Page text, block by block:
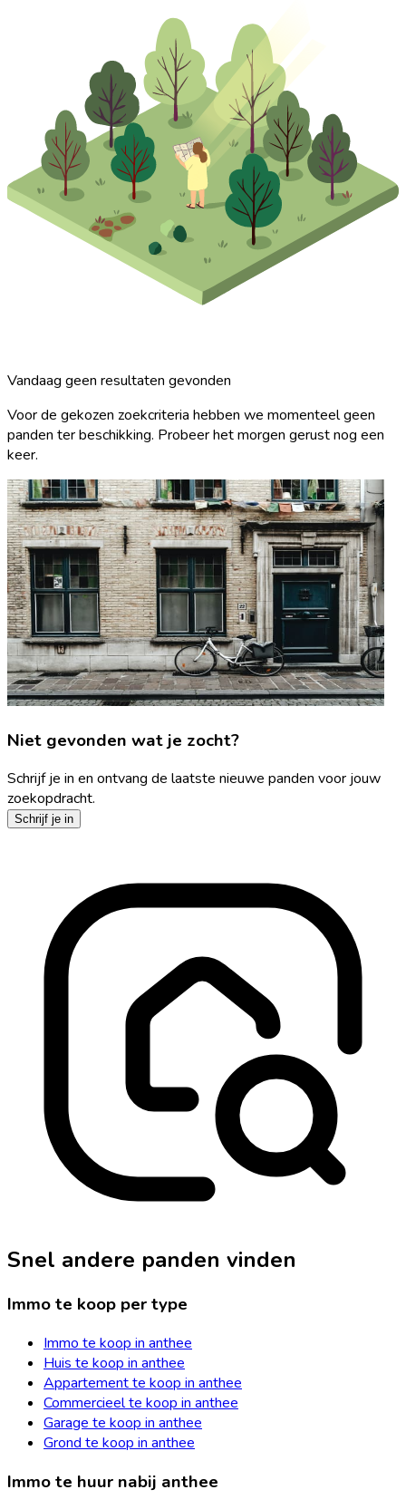
Vandaag geen resultaten gevonden
Voor de gekozen zoekcriteria hebben we momenteel geen
panden ter beschikking. Probeer het morgen gerust nog een
keer.
Niet gevonden wat je zocht?
Schrijf je in en ontvang de laatste nieuwe panden voor jouw
zoekopdracht.
Schrijf je in
Snel andere panden vinden
Immo te koop per type
Immo te koop in anthee
Huis te koop in anthee
Appartement te koop in anthee
Commercieel te koop in anthee
Garage te koop in anthee
Grond te koop in anthee
Immo te huur nabij anthee